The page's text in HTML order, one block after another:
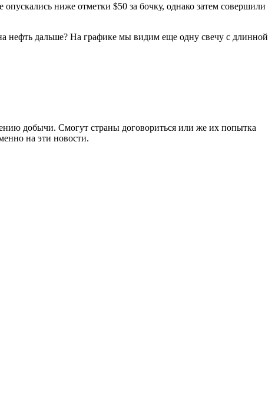
ниже отметки $50 за бочку, однако затем совершили
нефть дальше? На графике мы видим еще одну свечу с длинной
добычи. Смогут страны договориться или же их попытка
на эти новости.